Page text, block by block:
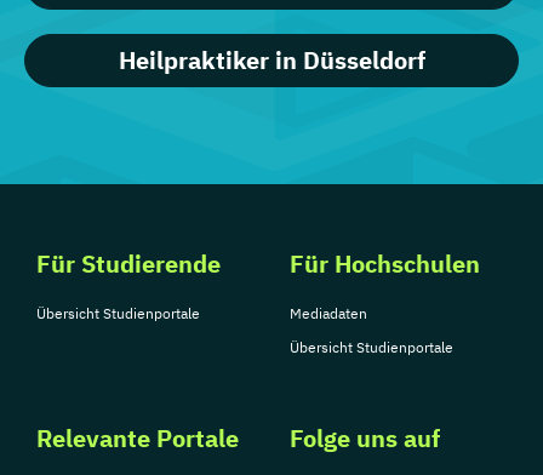
Heilpraktiker in Düsseldorf
Für Studierende
Übersicht Studienportale
Für Hochschulen
Mediadaten
Übersicht Studienportale
Relevante Portale Folge uns auf